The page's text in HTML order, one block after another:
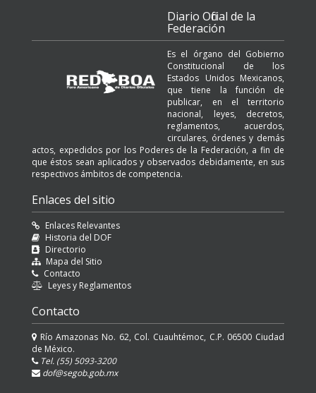
Diario Oficial de la
Federación
Es el órgano del Gobierno
Constitucional de los
Estados Unidos Mexicanos,
que tiene la función de
publicar, en el territorio
nacional, leyes, decretos,
reglamentos, acuerdos,
circulares, órdenes y demás
actos, expedidos por los Poderes de la Federación, a fin de
que éstos sean aplicados y observados debidamente, en sus
respectivos ámbitos de competencia.
Enlaces del sitio
Enlaces Relevantes
Historia del DOF
Directorio
Mapa del Sitio
Contacto
Leyes y Reglamentos
Contacto
Río Amazonas No. 62, Col. Cuauhtémoc, C.P. 06500 Ciudad
de México.
Tel. (55) 5093-3200
dof@segob.gob.mx